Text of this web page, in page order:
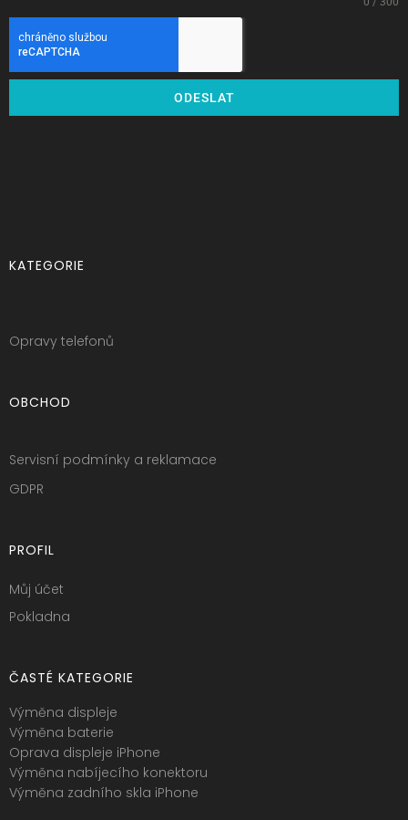
ODESLAT
KATEGORIE
Opravy telefonů
OBCHOD
Servisní podmínky a reklamace
GDPR
PROFIL
Můj účet
Pokladna
ČASTÉ KATEGORIE
Výměna displeje
Výměna baterie
Oprava displeje iPhone
Výměna nabíjecího konektoru
Výměna zadního skla iPhone